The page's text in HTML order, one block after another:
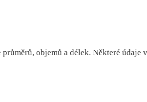
objemů a délek. Některé údaje